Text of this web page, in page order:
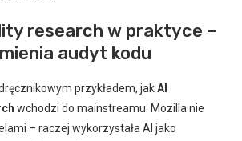
research w praktyce –
audyt kodu
przykładem, jakAI
wchodzi do mainstreamu. Mozilla nie
– raczej wykorzystała AI jako